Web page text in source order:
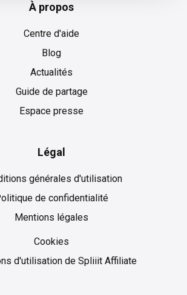
À propos
Centre d'aide
Blog
Actualités
Guide de partage
Espace presse
Légal
générales d'utilisation
de confidentialité
Mentions légales
Cookies
Cookies
d'utilisation de Spliiit Affiliate